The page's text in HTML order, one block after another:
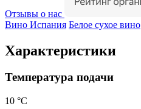
Отзывы о нас
Вино Испания Белое сухое вино
Характеристики
Температура подачи
10 °С